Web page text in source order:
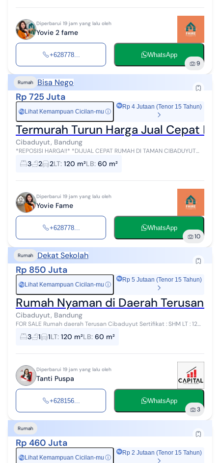
Diperbarui 19 jam yang lalu oleh
Yovie 2 fame
+628778... WhatsApp
9
Rumah Bisa Nego
Rp 725 Juta
Rp Lihat Kemampuan Cicilan-mu ⓘ
Rp 4 Jutaan (Tenor 15 Tahun)
Termurah Turun Harga Jual Cepat
Cibaduyut, Bandung
*REPOSISI HARGA!!* *DIJUAL CEPAT RUMAH DI TAMAN CIBADUYUT
INDAH 1* LT :120 m² LB : 60 m² Lebar muka ± 10 m 3 KT 2 KM Listrik
2200 W Air jetpum...
3 2 2LT: 120 m²LB: 60 m²
Diperbarui 19 jam yang lalu oleh
Yovie Fame
+628778... WhatsApp
10
Rumah Dekat Sekolah
Rp 850 Juta
Rp Lihat Kemampuan Cicilan-mu ⓘ
Rp 5 Jutaan (Tenor 15 Tahun)
Rumah Nyaman di Daerah Terusan
Cibaduyut, Bandung
FOR SALE Rumah daerah Terusan Cibaduyut Sertifikat : SHM LT : 120
m2 LB : 60 m2l Lantai : 1 lantai Kamar Tidur : 3 Kamar Mandi : 1 Lebar
muka ...
3 1 1LT: 120 m²LB: 60 m²
Diperbarui 19 jam yang lalu oleh
Tanti Puspa
+628156... WhatsApp
3
Rumah
Rp 460 Juta
Rp Lihat Kemampuan Cicilan-mu ⓘ
Rp 2 Jutaan (Tenor 15 Tahun)